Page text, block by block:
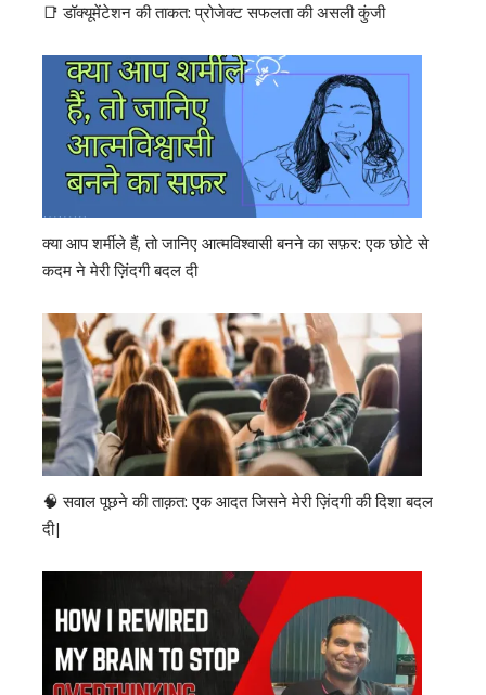
📑 डॉक्यूमेंटेशन की ताकत: प्रोजेक्ट सफलता की असली कुंजी
क्या आप शर्मीले हैं, तो जानिए आत्मविश्वासी बनने का सफ़र: एक छोटे से
कदम ने मेरी ज़िंदगी बदल दी
🧠 सवाल पूछने की ताक़त: एक आदत जिसने मेरी ज़िंदगी की दिशा बदल
दी|